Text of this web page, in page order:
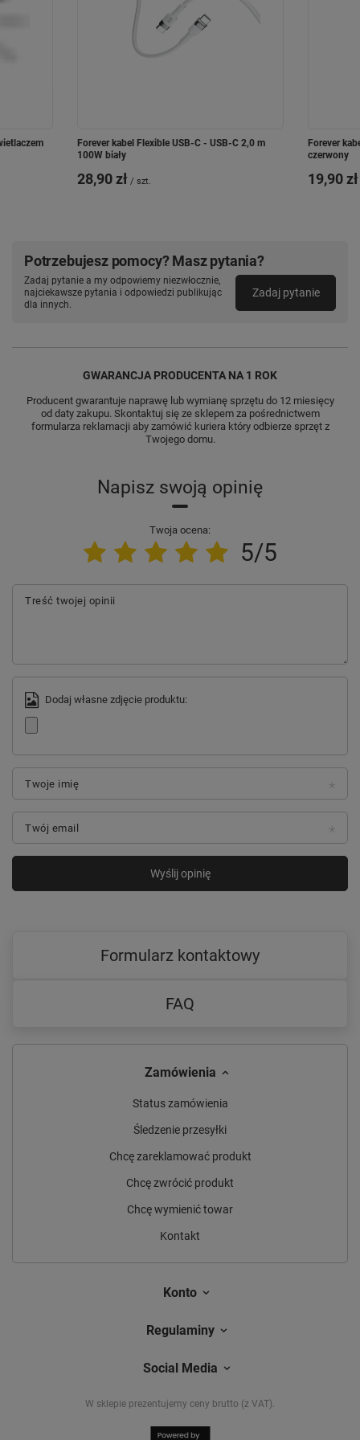
Forever kabel Flexible USB-C - USB-C 2,0 m
100W biały
28,90 zł / szt.
Forever
czerwony
19,90 zł
Potrzebujesz pomocy? Masz pytania?
Zadaj pytanie a my odpowiemy niezwłocznie,
najciekawsze pytania i odpowiedzi publikując
dla innych.
Zadaj pytanie
GWARANCJA PRODUCENTA NA 1 ROK
Producent gwarantuje naprawę lub wymianę sprzętu do 12 miesięcy
od daty zakupu. Skontaktuj się ze sklepem za pośrednictwem
formularza reklamacji aby zamówić kuriera który odbierze sprzęt z
Twojego domu.
Napisz swoją opinię
Twoja ocena:
5/5
Treść twojej opinii
Dodaj własne zdjęcie produktu:
Twoje imię
Twój email
Wyślij opinię
Formularz kontaktowy
FAQ
Zamówienia
Status zamówienia
Śledzenie przesyłki
Chcę zareklamować produkt
Chcę zwrócić produkt
Chcę wymienić towar
Kontakt
Konto
Regulaminy
Social Media
W sklepie prezentujemy ceny brutto (z VAT).